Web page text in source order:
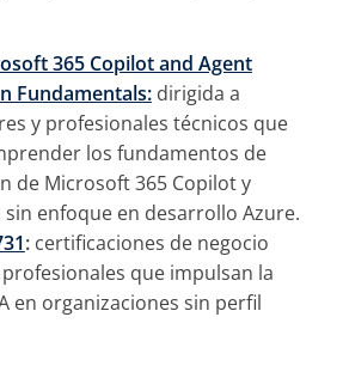
365 Copilot and Agent
Fundamentals:dirigida a
y profesionales técnicos que
los fundamentos de
de Microsoft 365 Copilot y
sin enfoque en desarrollo Azure.
:certificaciones de negocio
que impulsan la
en organizaciones sin perfil